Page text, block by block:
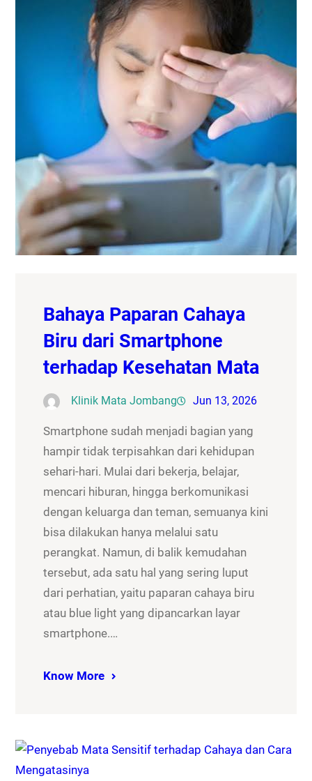
Bahaya Paparan Cahaya
Biru dari Smartphone
terhadap Kesehatan Mata
Klinik Mata Jombang Jun 13, 2026
Smartphone sudah menjadi bagian yang
hampir tidak terpisahkan dari kehidupan
sehari-hari. Mulai dari bekerja, belajar,
mencari hiburan, hingga berkomunikasi
dengan keluarga dan teman, semuanya kini
bisa dilakukan hanya melalui satu
perangkat. Namun, di balik kemudahan
tersebut, ada satu hal yang sering luput
dari perhatian, yaitu paparan cahaya biru
atau blue light yang dipancarkan layar
smartphone.…
Know More